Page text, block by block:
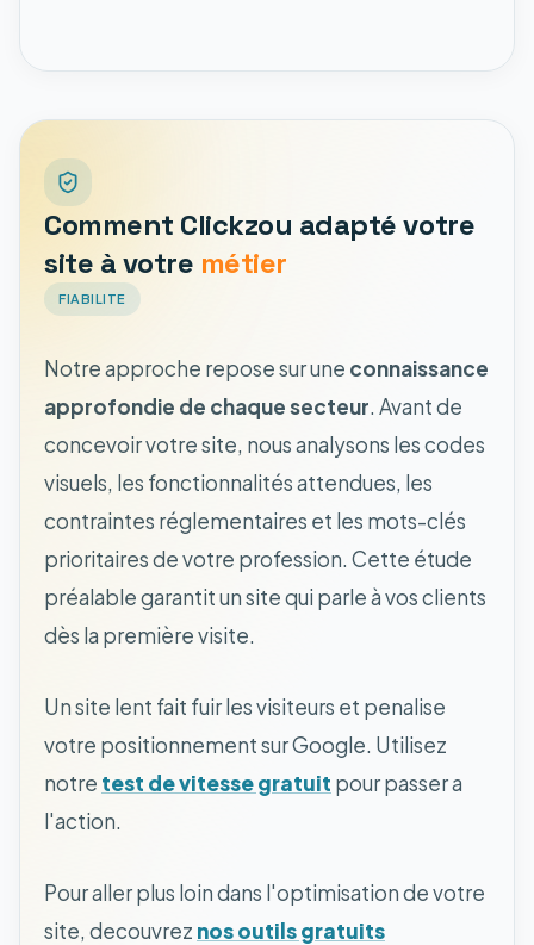
Comment Clickzou adapté votre
site à votre métier
FIABILITE
Notre approche repose sur une connaissance
approfondie de chaque secteur. Avant de
concevoir votre site, nous analysons les codes
visuels, les fonctionnalités attendues, les
contraintes réglementaires et les mots-clés
prioritaires de votre profession. Cette étude
préalable garantit un site qui parle à vos clients
dès la première visite.
Un site lent fait fuir les visiteurs et penalise
votre positionnement sur Google. Utilisez
notre test de vitesse gratuit pour passer a
l'action.
Pour aller plus loin dans l'optimisation de votre
site, decouvrez nos outils gratuits